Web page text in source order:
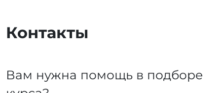
Контакты
Вам нужна помощь в подборе